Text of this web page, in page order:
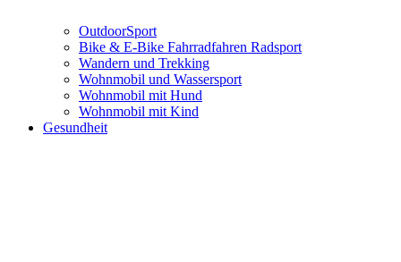
OutdoorSport
Bike & E-Bike Fahrradfahren Radsport
Wandern und Trekking
Wohnmobil und Wassersport
Wohnmobil mit Hund
Wohnmobil mit Kind
Gesundheit